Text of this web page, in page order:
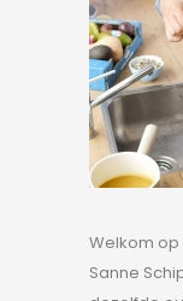
Welkom op
Sanne